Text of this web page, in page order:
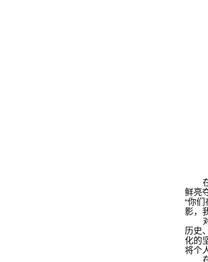
鲜亮
“你
影，
历史
化的
将个